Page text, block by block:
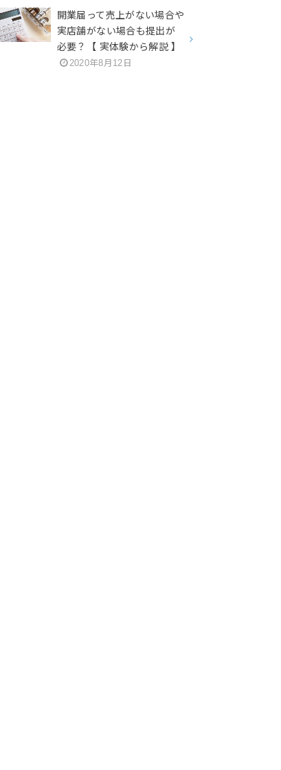
開業届って売上がない場合や
実店舗がない場合も提出が
必要？【 実体験から解説 】
2020年8月12日